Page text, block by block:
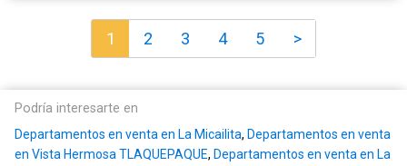
1 2 3 4 5 >
Podría interesarte en
Departamentos en venta en La Micailita, Departamentos en venta
en Vista Hermosa TLAQUEPAQUE, Departamentos en venta en La